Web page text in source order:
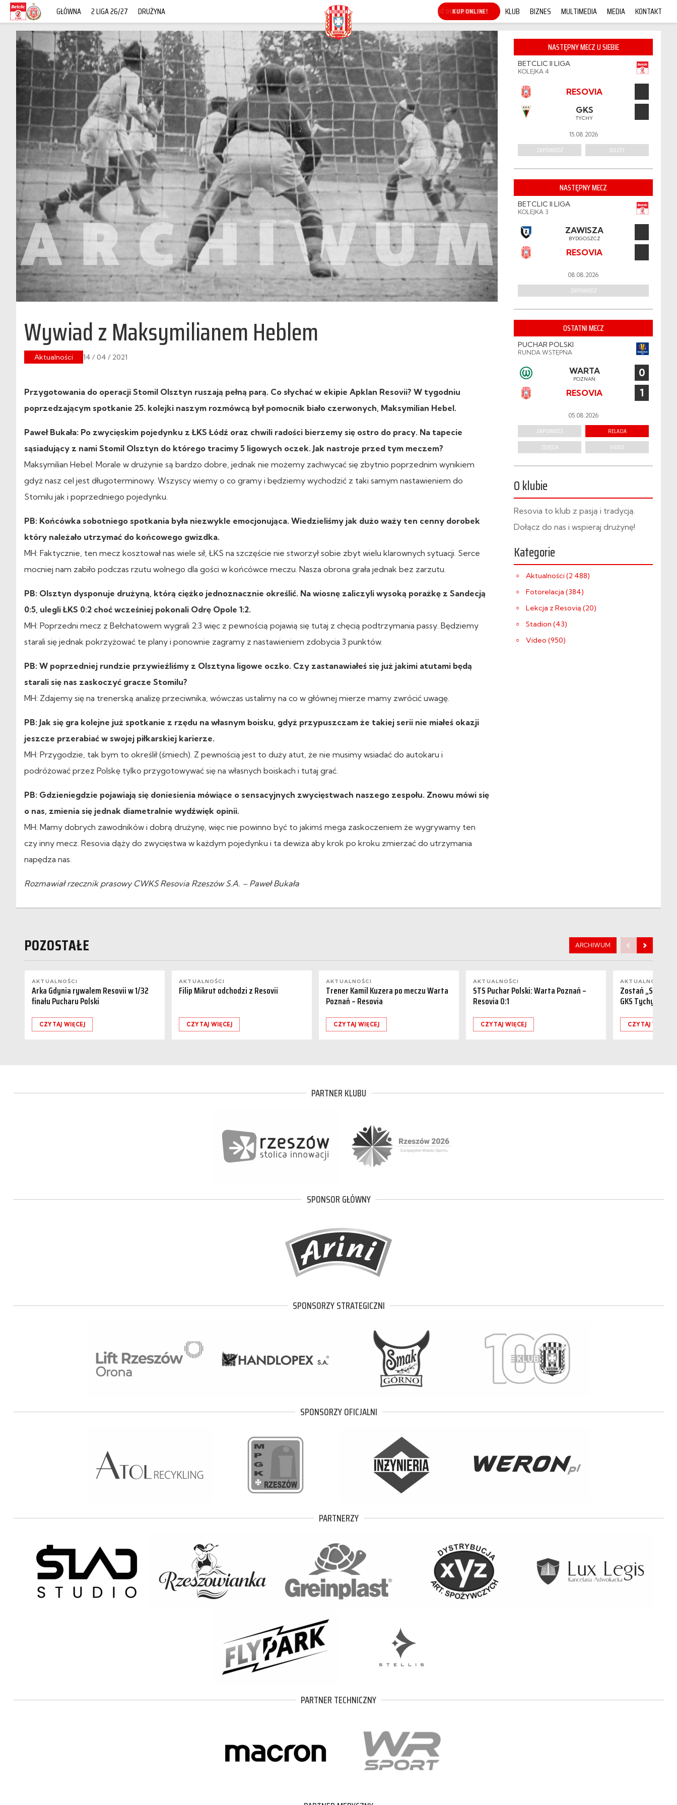
GŁÓWNA 2 LIGA 26/27 DRUŻYNA KUP ONLINE! KLUB BIZNES MULTIMEDIA MEDIA KONTAKT
Wywiad z Maksymilianem Heblem
Aktualności 14 / 04 / 2021
Przygotowania do operacji Stomil Olsztyn ruszają pełną parą. Co słychać w ekipie Apklan Resovii? W tygodniu
poprzedzającym spotkanie 25. kolejki naszym rozmówcą był pomocnik biało czerwonych, Maksymilian Hebel.
Paweł Bukała: Po zwycięskim pojedynku z ŁKS Łódź oraz chwili radości bierzemy się ostro do pracy. Na tapecie
sąsiadujący z nami Stomil Olsztyn do którego tracimy 5 ligowych oczek. Jak nastroje przed tym meczem?
Maksymilian Hebel: Morale w drużynie są bardzo dobre, jednak nie możemy zachwycać się zbytnio poprzednim wynikiem
gdyż nasz cel jest długoterminowy. Wszyscy wiemy o co gramy i będziemy wychodzić z taki samym nastawieniem do
Stomilu jak i poprzedniego pojedynku.
PB: Końcówka sobotniego spotkania była niezwykle emocjonująca. Wiedzieliśmy jak dużo waży ten cenny dorobek
który należało utrzymać do końcowego gwizdka.
MH: Faktycznie, ten mecz kosztował nas wiele sił, ŁKS na szczęście nie stworzył sobie zbyt wielu klarownych sytuacji. Serce
mocniej nam zabiło podczas rzutu wolnego dla gości w końcówce meczu. Nasza obrona grała jednak bez zarzutu.
PB: Olsztyn dysponuje drużyną, którą ciężko jednoznacznie określić. Na wiosnę zaliczyli wysoką porażkę z Sandecją
0:5, ulegli ŁKS 0:2 choć wcześniej pokonali Odrę Opole 1:2.
MH: Poprzedni mecz z Bełchatowem wygrali 2:3 więc z pewnością pojawią się tutaj z chęcią podtrzymania passy. Będziemy
starali się jednak pokrzyżować te plany i ponownie zagramy z nastawieniem zdobycia 3 punktów.
PB: W poprzedniej rundzie przywieźliśmy z Olsztyna ligowe oczko. Czy zastanawiałeś się już jakimi atutami będą
starali się nas zaskoczyć gracze Stomilu?
MH: Zdajemy się na trenerską analizę przeciwnika, wówczas ustalimy na co w głównej mierze mamy zwrócić uwagę.
PB: Jak się gra kolejne już spotkanie z rzędu na własnym boisku, gdyż przypuszczam że takiej serii nie miałeś okazji
jeszcze przerabiać w swojej piłkarskiej karierze.
MH: Przygodzie, tak bym to określił (śmiech). Z pewnością jest to duży atut, że nie musimy wsiadać do autokaru i
podróżować przez Polskę tylko przygotowywać się na własnych boiskach i tutaj grać.
PB: Gdzieniegdzie pojawiają się doniesienia mówiące o sensacyjnych zwycięstwach naszego zespołu. Znowu mówi się
o nas, zmienia się jednak diametralnie wydźwięk opinii.
MH: Mamy dobrych zawodników i dobrą drużynę, więc nie powinno być to jakimś mega zaskoczeniem że wygrywamy ten
czy inny mecz. Resovia dąży do zwycięstwa w każdym pojedynku i ta dewiza aby krok po kroku zmierzać do utrzymania
napędza nas.
Rozmawiał rzecznik prasowy CWKS Resovia Rzeszów S.A. – Paweł Bukała
NASTĘPNY MECZ U SIEBIE
BETCLIC II LIGA
KOLEJKA 4
RESOVIA
GKS
TYCHY
15.08.2026
ZAPOWIEDŹ BILETY
NASTĘPNY MECZ
BETCLIC II LIGA
KOLEJKA 3
ZAWISZA
BYDGOSZCZ
RESOVIA
08.08.2026
ZAPOWIEDŹ
OSTATNI MECZ
PUCHAR POLSKI
RUNDA WSTĘPNA
WARTA
POZNAŃ 0
RESOVIA 1
05.08.2026
ZAPOWIEDŹ
RELACJA
ZDJĘCIA
VIDEO
O klubie
Resovia to klub z pasją i tradycją.
Dołącz do nas i wspieraj drużynę!
Kategorie
Aktualności (2 488)
Fotorelacja (384)
Lekcja z Resovią (20)
Stadion (43)
Video (950)
POZOSTAŁE ARCHIWUM
AKTUALNOŚCI
Arka Gdynia rywalem Resovii w 1/32
finału Pucharu Polski
CZYTAJ WIĘCEJ
AKTUALNOŚCI
Filip Mikrut odchodzi z Resovii
CZYTAJ WIĘCEJ
AKTUALNOŚCI
Trener Kamil Kuzera po meczu Warta
Poznań – Resovia
CZYTAJ WIĘCEJ
AKTUALNOŚCI
STS Puchar Polski: Warta Poznań –
Resovia 0:1
CZYTAJ WIĘCEJ
AKTUALNOŚCI
Zostań
GKS Tychy
CZYTAJ WIĘCEJ
PARTNER KLUBU
SPONSOR GŁÓWNY
SPONSORZY STRATEGICZNI
SPONSORZY OFICJALNI
PARTNERZY
PARTNER TECHNICZNY